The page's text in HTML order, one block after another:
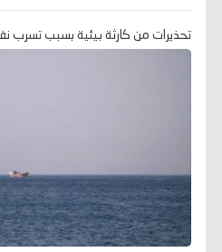
تحذيرات من كارثة بيئية بسبب تسرب